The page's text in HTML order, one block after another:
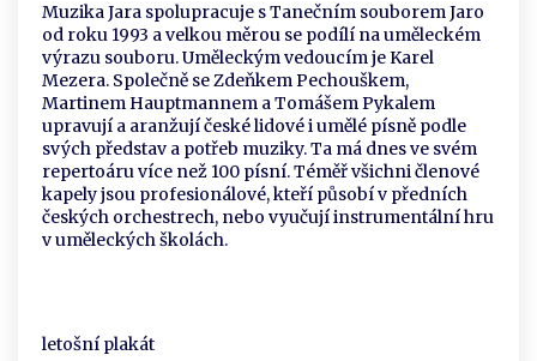
Muzika Jara spolupracuje s Tanečním souborem Jaro
od roku 1993 a velkou měrou se podílí na uměleckém
výrazu souboru. Uměleckým vedoucím je Karel
Mezera. Společně se Zdeňkem Pechouškem,
Martinem Hauptmannem a Tomášem Pykalem
upravují a aranžují české lidové i umělé písně podle
svých představ a potřeb muziky. Ta má dnes ve svém
repertoáru více než 100 písní. Téměř všichni členové
kapely jsou profesionálové, kteří působí v předních
českých orchestrech, nebo vyučují instrumentální hru
v uměleckých školách.
letošní plakát